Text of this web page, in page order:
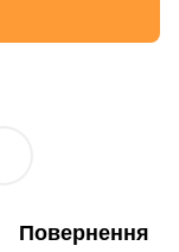
Повернення